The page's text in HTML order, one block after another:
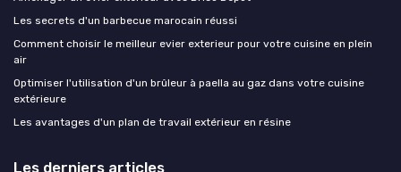
Les secrets d'un barbecue marocain réussi
Comment choisir le meilleur evier exterieur pour votre cuisine en plein
air
Optimiser l'utilisation d'un brûleur à paella au gaz dans votre cuisine
extérieure
Les avantages d'un plan de travail extérieur en résine
Les derniers articles